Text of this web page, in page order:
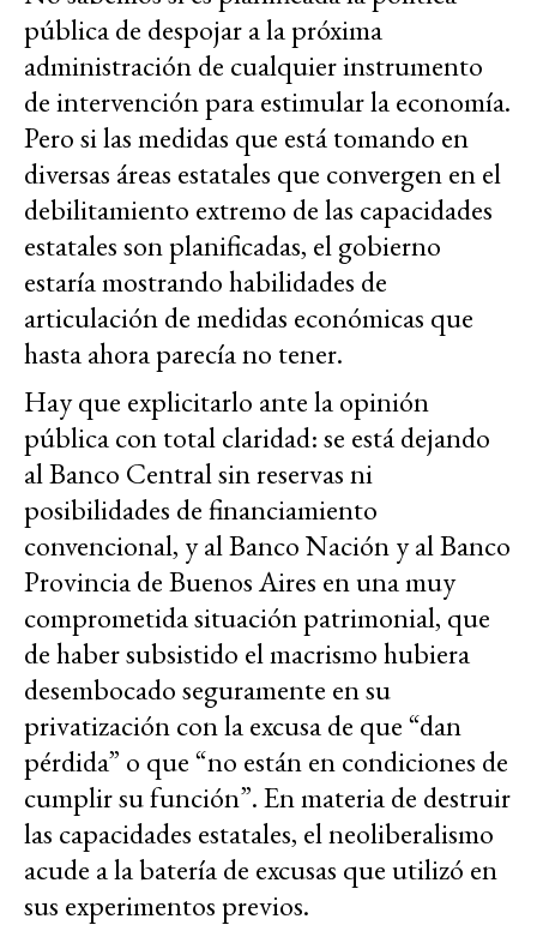
pública de despojar a la próxima
administración de cualquier instrumento
de intervención para estimular la economía.
Pero si las medidas que está tomando en
diversas áreas estatales que convergen en el
debilitamiento extremo de las capacidades
estatales son planificadas, el gobierno
estaría mostrando habilidades de
articulación de medidas económicas que
hasta ahora parecía no tener.
Hay que explicitarlo ante la opinión
pública con total claridad: se está dejando
al Banco Central sin reservas ni
posibilidades de financiamiento
convencional, y al Banco Nación y al Banco
Provincia de Buenos Aires en una muy
comprometida situación patrimonial, que
de haber subsistido el macrismo hubiera
desembocado seguramente en su
privatización con la excusa de que “dan
pérdida” o que “no están en condiciones de
cumplir su función”. En materia de destruir
las capacidades estatales, el neoliberalismo
acude a la batería de excusas que utilizó en
sus experimentos previos.